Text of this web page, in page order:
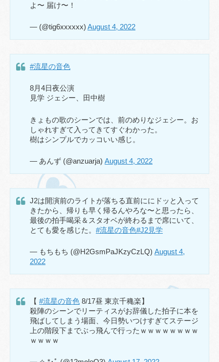
よ〜 届け〜！
— (@tig6xxxxxx) August 4, 2022
#流星の音色
8月4日夜公演
見学 ジェシー、田中樹
きょもの歌のシーンでは、前のめりなジェシー。お
しゃれすぎて入ってきてすぐわかった。
樹はシンプルでカッコいい感じ。
— あんず (@anzuarja) August 4, 2022
J2は開演前のライトが落ちる直前ににドッと入って
きたから、帰りも早く帰るんやろな〜と思ったら、
最後の拍手喝采＆スタオベが終わるまで席にいて、
とても愛を感じた。 #流星の音色#J2見学
— もちもち (@H2GsmPaJKzyCzLQ) August 4,
2022
【 #流星の音色 8/17昼 東京千穐楽】
殺陣のシーンでリーティスがお辞儀した拍子に本を
飛ばしてしまう場面、今日勢いつけすぎてステージ
上の階段下までぶっ飛んで行ったｗｗｗｗｗｗｗｗ
ｗｗｗｗ